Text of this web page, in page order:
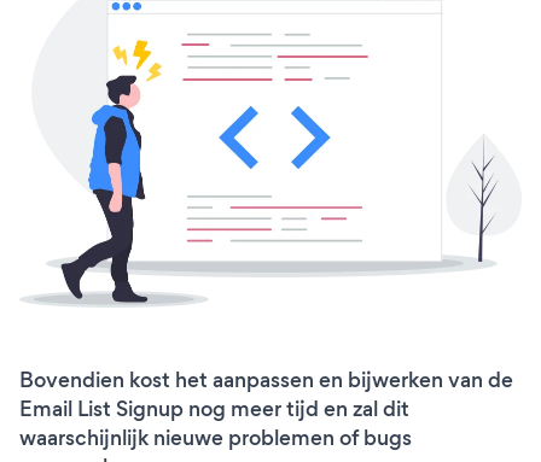
Bovendien kost het aanpassen en bijwerken van de
Email List Signup nog meer tijd en zal dit
waarschijnlijk nieuwe problemen of bugs